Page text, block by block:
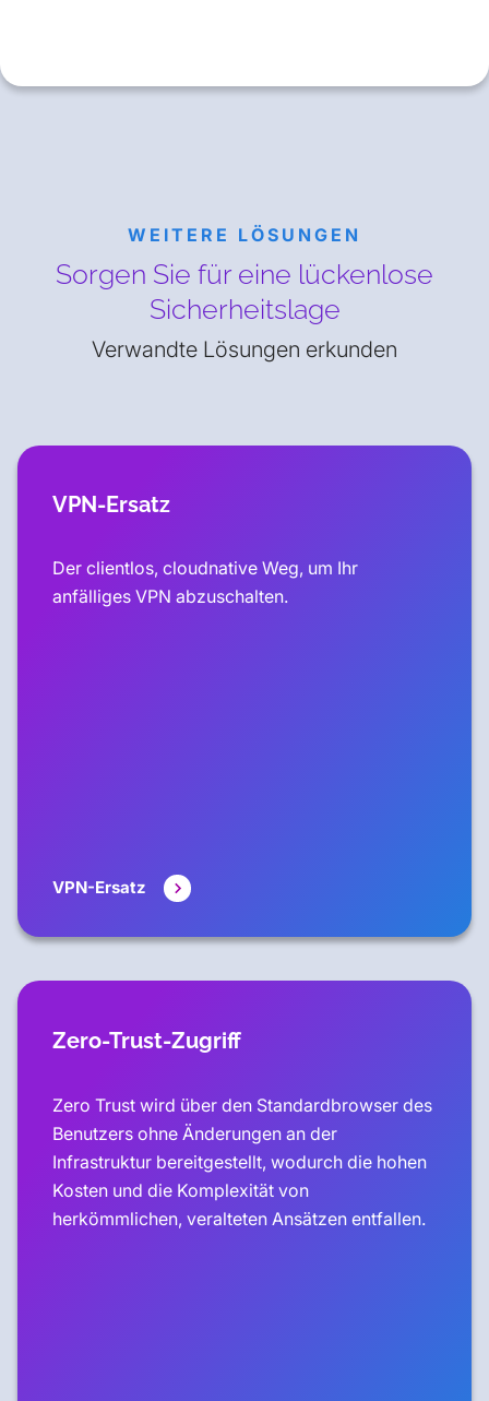
WEITERE LÖSUNGEN
Sorgen Sie für eine lückenlose
Sicherheitslage
Verwandte Lösungen erkunden
VPN-Ersatz
Der clientlos, cloudnative Weg, um Ihr
anfälliges VPN abzuschalten.
VPN-Ersatz
Zero-Trust-Zugriff
Zero Trust wird über den Standardbrowser des
Benutzers ohne Änderungen an der
Infrastruktur bereitgestellt, wodurch die hohen
Kosten und die Komplexität von
herkömmlichen, veralteten Ansätzen entfallen.